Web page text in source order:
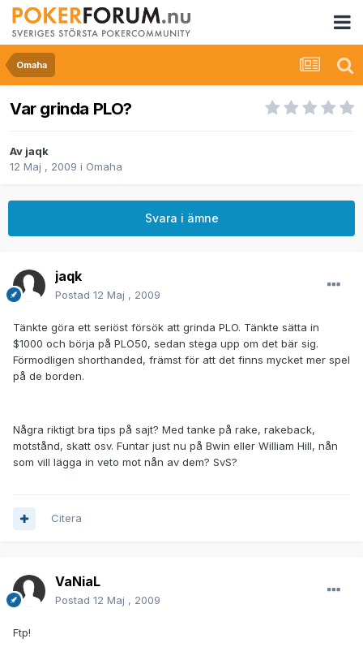
Omaha
Var grinda PLO?
Av jaqk
12 Maj , 2009 i Omaha
Svara i ämne
jaqk
Postad 12 Maj , 2009
Tänkte göra ett seriöst försök att grinda PLO. Tänkte sätta in
$1000 och börja på PLO50, sedan stega upp om det bär sig.
Förmodligen shorthanded, främst för att det finns mycket mer spel
på de borden.
Några riktigt bra tips på sajt? Med tanke på rake, rakeback,
motstånd, skatt osv. Funtar just nu på Bwin eller William Hill, nån
som vill lägga in veto mot nån av dem? SvS?
Citera
VaNiaL
Postad 12 Maj , 2009
Ftp!